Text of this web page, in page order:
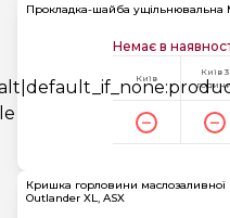
Прокладка-шайба ущільнювальна
Немає в
Київ
Київ 3
Кришка горловини маслозаливної
Outlander XL, ASX